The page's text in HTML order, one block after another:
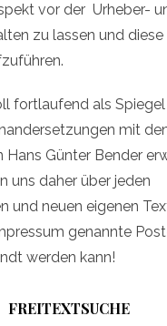
vor der Urheber-
zu lassen und diese
fortlaufend als
mit
Hans Günter Bender
uns daher über jeden
und neuen eigenen
genannte
werden kann!
FREITEXTSUCHE